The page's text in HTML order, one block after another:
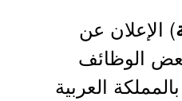
) الإعلان عن
رقم (13) لبعض الوظائف
العربية